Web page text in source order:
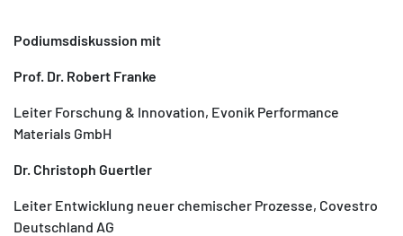
Podiumsdiskussion mit
Prof. Dr. Robert Franke
Leiter Forschung & Innovation, Evonik Performance
Materials GmbH
Dr. Christoph Guertler
Leiter Entwicklung neuer chemischer Prozesse, Covestro
Deutschland AG